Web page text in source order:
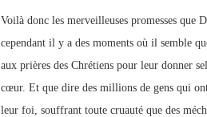
Voilà donc les merveilleuses promesses que
cependant il y a des moments où il semble
aux prières des Chrétiens pour leur donner
cœur. Et que dire des millions de gens qui
leur foi, souffrant toute cruauté que des